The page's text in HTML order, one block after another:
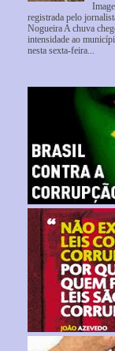
registrada pelo
Nogueira A chuva
intensidade ao
nesta sexta-feira...